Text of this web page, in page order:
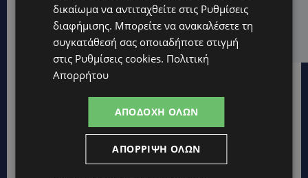
ΛΑΤΣΙΑ-ΓΕΡΙ: Στο επίκεντρο η δημιουργία δομών για
ασυνόδευτους ανήλικους – Αντιδρά ο Δήμος,
στηρίζει υπό προϋποθέσεις το Κίνημα Οικολόγων
δικαίωμα να αντιταχθείτε στις Ρυθμίσεις
διαφήμισης. Μπορείτε να ανακαλέσετε τη
συγκατάθεσή σας οποιαδήποτε στιγμή
στις Ρυθμίσεις cookies. Πολιτική
Απορρήτου
ΑΠΟΔΟΧΉ ΌΛΩΝ
ΑΠΌΡΡΙΨΗ ΌΛΩΝ